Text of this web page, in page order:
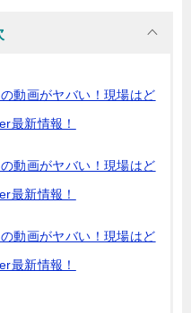
動画がヤバい！現場はど
最新情報！
動画がヤバい！現場はど
最新情報！
動画がヤバい！現場はど
最新情報！